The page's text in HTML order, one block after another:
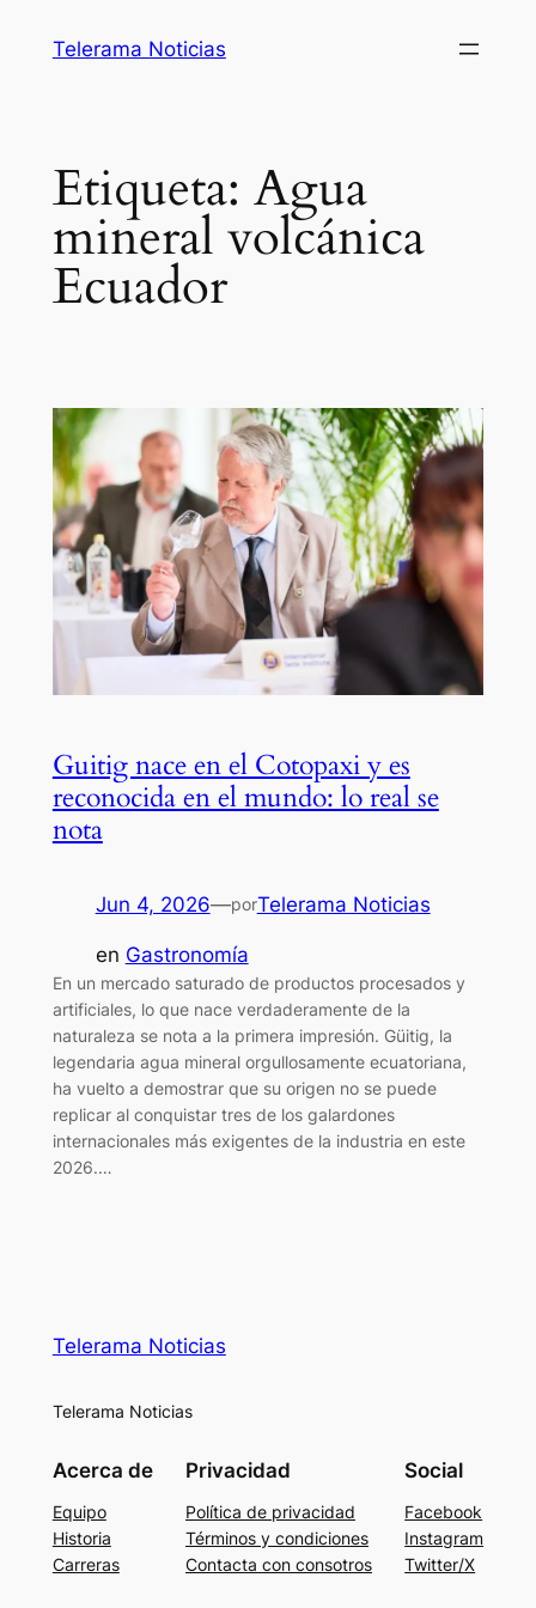
Telerama Noticias
Etiqueta: Agua
mineral volcánica
Ecuador
Guitig nace en el Cotopaxi y es
reconocida en el mundo: lo real se
nota
Jun 4, 2026—porTelerama Noticias
en Gastronomía
En un mercado saturado de productos procesados y
artificiales, lo que nace verdaderamente de la
naturaleza se nota a la primera impresión. Güitig, la
legendaria agua mineral orgullosamente ecuatoriana,
ha vuelto a demostrar que su origen no se puede
replicar al conquistar tres de los galardones
internacionales más exigentes de la industria en este
2026.…
Telerama Noticias
Telerama Noticias
Acerca de
Equipo
Historia
Carreras
Privacidad
Política de privacidad
Términos y condiciones
Contacta con consotros
Social
Facebook
Instagram
Twitter/X